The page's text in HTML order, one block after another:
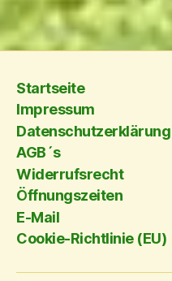
geladen …
Startseite
Impressum
Datenschutzerklärung
AGB´s
Widerrufsrecht
Öffnungszeiten
E-Mail
Cookie-Richtlinie (EU)